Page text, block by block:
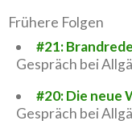
Frühere Folgen
#21:
Gespräch bei
#20: Die neue
Gespräch bei